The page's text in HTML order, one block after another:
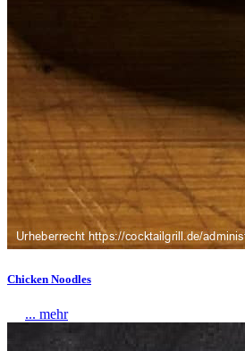
Chicken Noodles
... mehr